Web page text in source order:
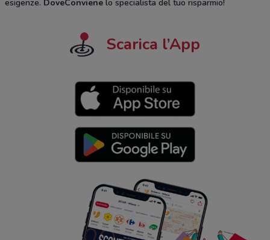
esigenze. DoveConviene lo specialista del tuo risparmio!
Scarica l’App